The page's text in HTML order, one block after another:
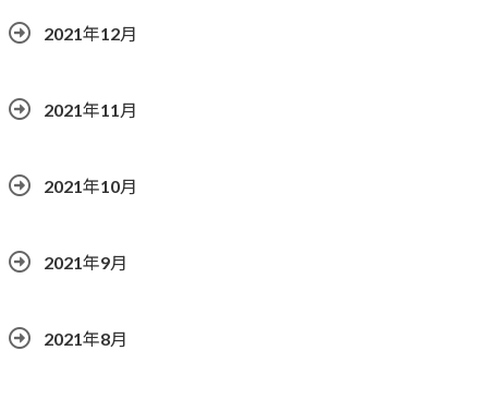
2021年12月
2021年11月
2021年10月
2021年9月
2021年8月